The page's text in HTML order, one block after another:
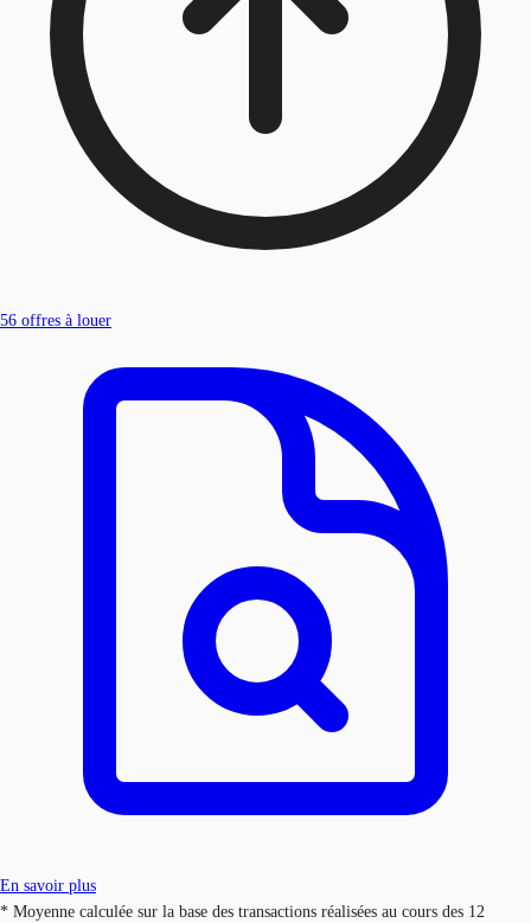
56 offres à louer
En savoir plus
* Moyenne calculée sur la base des transactions réalisées au cours des 12